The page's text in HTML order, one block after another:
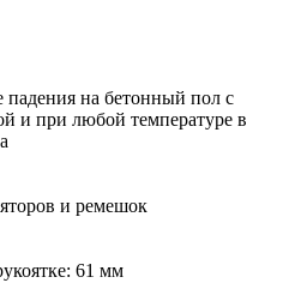
на бетонный пол с
и при любой температуре в
и ремешок
61 мм